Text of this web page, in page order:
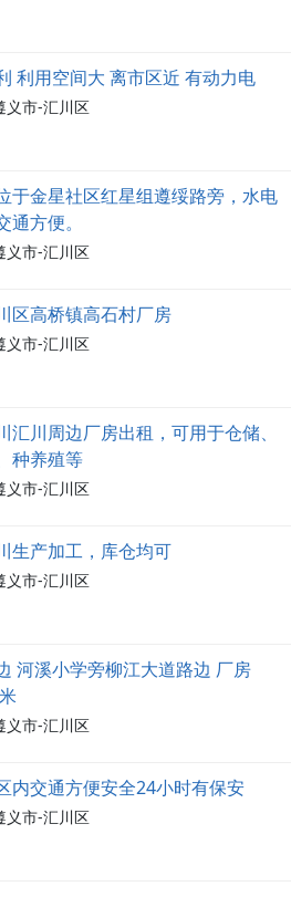
利用空间大 离市区近 有动力电
义市-汇川区
于金星社区红星组遵绥路旁，水电
通方便。
义市-汇川区
区高桥镇高石村厂房
义市-汇川区
汇川周边厂房出租，可用于仓储、
种养殖等
义市-汇川区
生产加工，库仓均可
义市-汇川区
河溪小学旁柳江大道路边 厂房
义市-汇川区
内交通方便安全24小时有保安
义市-汇川区